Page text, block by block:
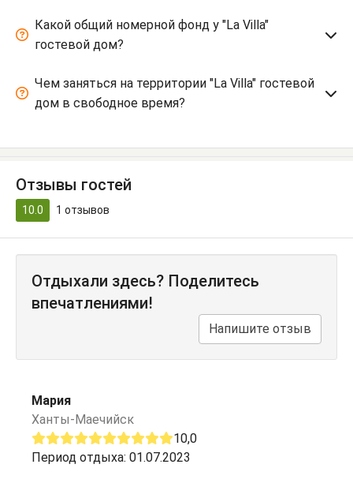
Какой общий номерной фонд у "La Villa"
гостевой дом?
Чем заняться на территории "La Villa" гостевой
дом в свободное время?
Отзывы гостей
10.0 1 отзывов
Отдыхали здесь? Поделитесь
впечатлениями!
Напишите отзыв
Мария
Ханты-Маечийск
10,0
Период отдыха: 01.07.2023